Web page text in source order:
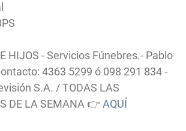
HIJOS - Servicios Fúnebres.- Pablo
4363 5299 ó 098 291 834 -
S.A. / TODAS LAS
DE LA SEMANA 👉AQUÍ